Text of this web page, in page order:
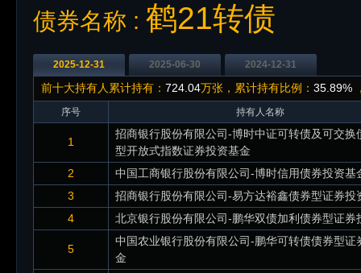
债券名称 : 鹤21转债
2025-12-31 2025-06-30 2024-12-31
前十大持有人累计持有： 724.04万张，累计持有比例： 35.89%
序号 持有人名称
1
招商银行股份有限公司-博时中证可转债及可交换
型开放式指数证券投资基金
2
中国工商银行股份有限公司-博时信用债券投资基
3
招商银行股份有限公司-易方达裕鑫债券型证券投
4
北京银行股份有限公司-鹏华双债加利债券型证券
5
中国农业银行股份有限公司-鹏华可转债债券型证
金